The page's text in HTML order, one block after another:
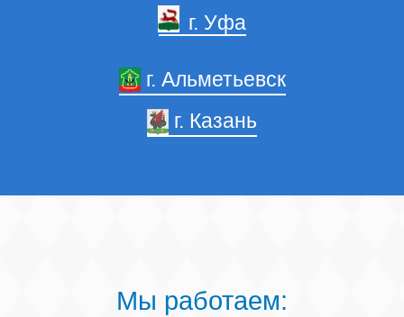
г. Уфа
г. Альметьевск
г. Казань
Мы работаем: